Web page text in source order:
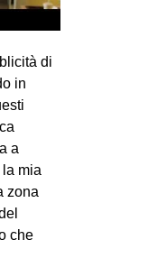
di
in
a
mia
zona
che